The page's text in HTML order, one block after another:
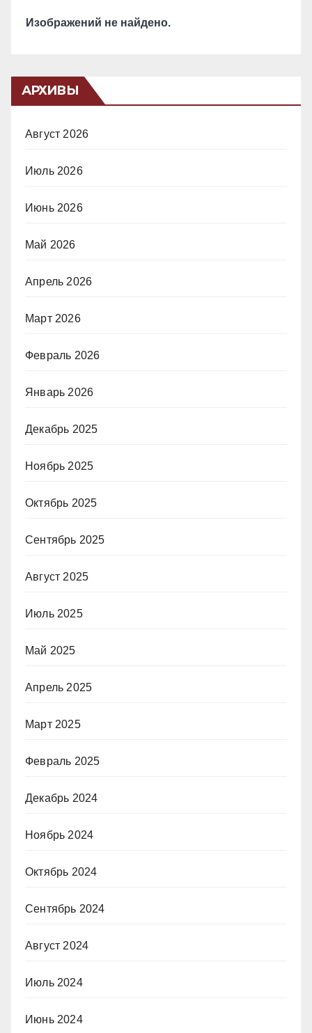
Изображений не найдено.
АРХИВЫ
Август 2026
Июль 2026
Июнь 2026
Май 2026
Апрель 2026
Март 2026
Февраль 2026
Январь 2026
Декабрь 2025
Ноябрь 2025
Октябрь 2025
Сентябрь 2025
Август 2025
Июль 2025
Май 2025
Апрель 2025
Март 2025
Февраль 2025
Декабрь 2024
Ноябрь 2024
Октябрь 2024
Сентябрь 2024
Август 2024
Июль 2024
Июнь 2024